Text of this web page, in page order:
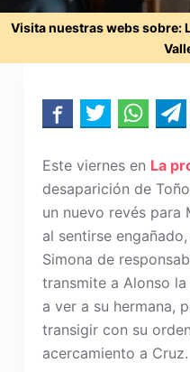
Visita nuestras webs sobre:
Este viernes en La
desaparición de
un nuevo revés para
al sentirse
Simona de
transmite a Alonso
a ver a su hermana,
transigir con su
acercamiento a Cruz.